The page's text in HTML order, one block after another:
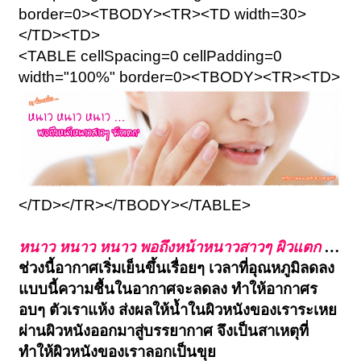
border=0><TBODY><TR><TD width=30>
</TD><TD>
<TABLE cellSpacing=0 cellPadding=0
width="100%" border=0><TBODY><TR><TD>
</TD></TR></TBODY></TABLE>
หนาว หนาว หนาว พอถึงหน้าหนาวสาวๆ ผิวแตก …
ช่วงนี้อากาศเริ่มเย็นขึ้นเรื่อยๆ เวลาที่อุณหภูมิลดลง
แบบนี้ความชื้นในอากาศจะลดลง ทำให้อากาศร
อบๆ ตัวเราแห้ง ส่งผลให้น้ำในผิวหนังของเราระเหย
ผ่านผิวหนังออกมาสู่บรรยากาศ จึงเป็นสาเหตุที่
ทำให้ผิวหนังของเราลอกเป็นขุย